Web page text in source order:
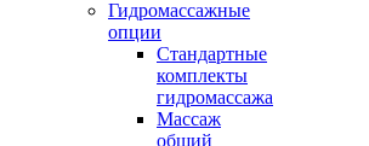
Гидромассажные
опции
Стандартные
комплекты
гидромассажа
Массаж
общий